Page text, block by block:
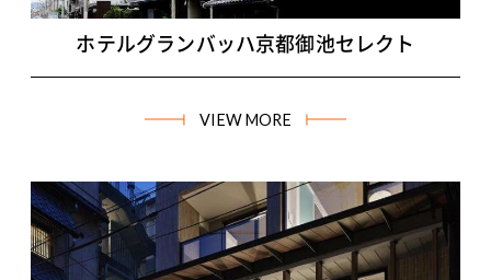
ホテルグランバッハ京都御池セレクト
VIEW MORE